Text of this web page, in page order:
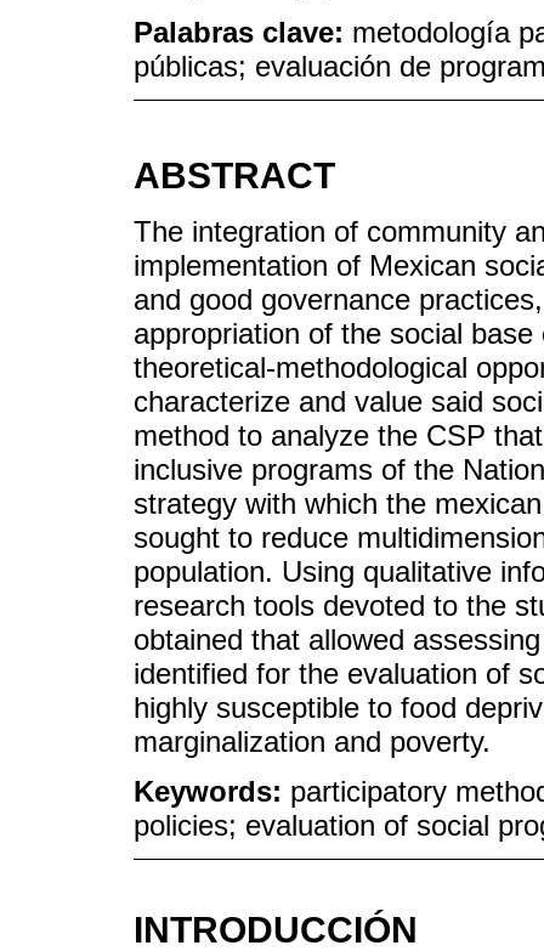
Palabras clave: metodología
públicas; evaluación de
ABSTRACT
The integration of community
implementation of Mexican
and good governance
appropriation of the social
theoretical-methodological
characterize and value said
method to analyze the CSP
inclusive programs of the
strategy with which the
sought to reduce
population. Using qualitative
research tools devoted to the
obtained that allowed
identified for the evaluation of
highly susceptible to food
marginalization and poverty.
Keywords: participatory
policies; evaluation of social
INTRODUCCIÓN